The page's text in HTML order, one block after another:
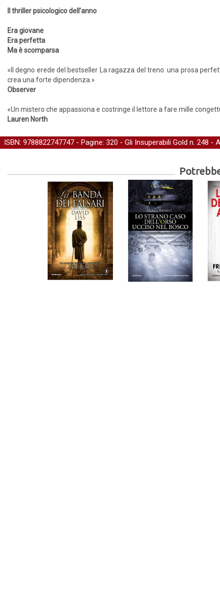
Il thriller psicologico dell’anno
Era giovane
Era perfetta
Ma è scomparsa
«Il degno erede del bestseller La ragazza del treno: una prosa
crea una forte dipendenza.»
Observer
«Un mistero che appassiona e costringe il lettore a fare mille
Lauren North
ISBN: 9788822747747 - Pagine: 320 - Gli Insuperabili Gold n. 248 -